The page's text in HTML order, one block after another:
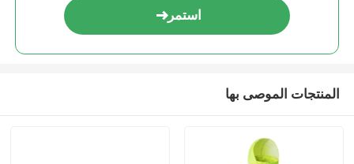
استمر
المنتجات الموصى بها